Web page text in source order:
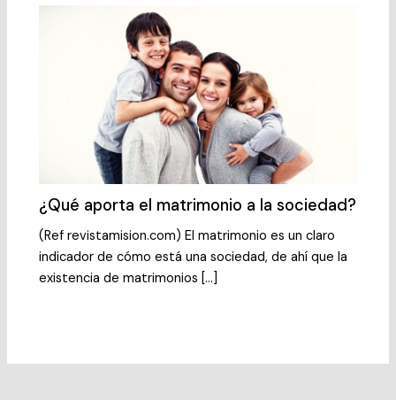
¿Qué aporta el matrimonio a la sociedad?
(Ref revistamision.com) El matrimonio es un claro
indicador de cómo está una sociedad, de ahí que la
existencia de matrimonios […]